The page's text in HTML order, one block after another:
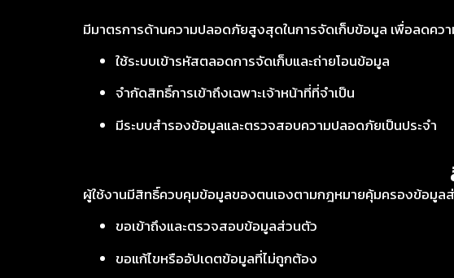
มีมาตรการด้านความปลอดภัยสูงสุดในการจัดเก็บข้อมูล เพื่อลดคว
ใช้ระบบเข้ารหัสตลอดการจัดเก็บและถ่ายโอนข้อมูล
จำกัดสิทธิ์การเข้าถึงเฉพาะเจ้าหน้าที่ที่จำเป็น
มีระบบสำรองข้อมูลและตรวจสอบความปลอดภัยเป็นประจำ
ผู้ใช้งานมีสิทธิ์ควบคุมข้อมูลของตนเองตามกฎหมายคุ้มครองข้อมูล
ขอเข้าถึงและตรวจสอบข้อมูลส่วนตัว
ขอแก้ไขหรืออัปเดตข้อมูลที่ไม่ถูกต้อง